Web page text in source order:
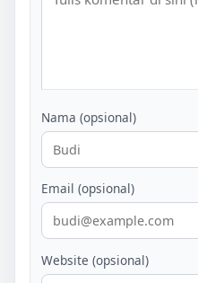
Nama (opsional)
Email (opsional)
Website (opsional)